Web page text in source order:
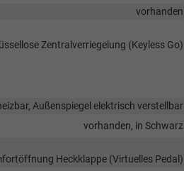
vorhanden
Zentralverriegelung (Keyless Go)
Außenspiegel elektrisch verstellbar
vorhanden, in Schwarz
Heckklappe (Virtuelles Pedal)